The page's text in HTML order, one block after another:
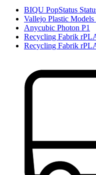
BIQU PopStatus
Vallejo Plastic
Anycubic Photon P1
Recycling Fabrik
Recycling Fabrik